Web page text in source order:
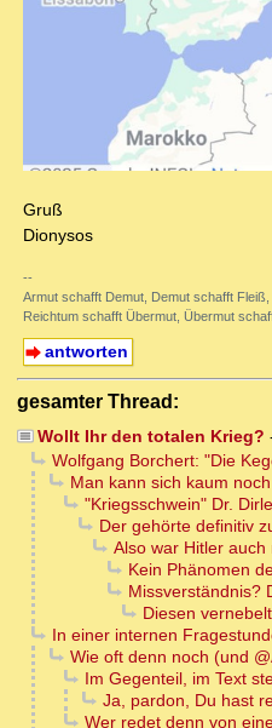
Gruß
Dionysos
--
Armut schafft Demut, Demut schafft
Reichtum schafft Übermut, Übermut
antworten
gesamter Thread:
Wollt Ihr den totalen Krieg?
Wolfgang Borchert: "Die
Man kann sich kaum
"Kriegsschwein" Dr.
Der gehörte definitiv
Also war Hitler
Kein Phänomen
Missverständnis?
Diesen
In einer internen
Wie oft denn noch (und
Im Gegenteil, im Text
Ja, pardon, Du hast
Wer redet denn von